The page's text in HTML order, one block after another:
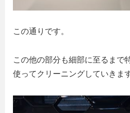
この通りです。
この他の部分も細部に至るまで
使ってクリーニングしていきます